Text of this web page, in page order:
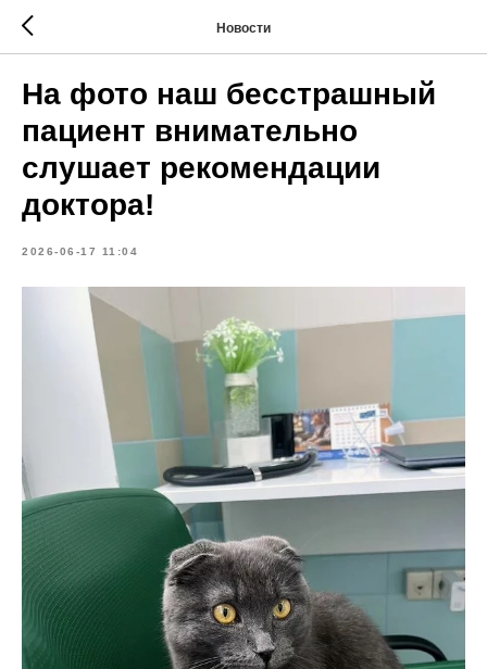
Новости
На фото наш бесстрашный
пациент внимательно
слушает рекомендации
доктора!
2026-06-17 11:04